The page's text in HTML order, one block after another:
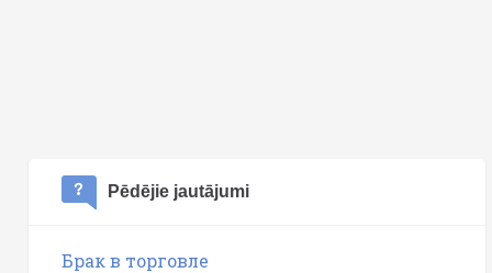
Pēdējie jautājumi
Брак в торговле